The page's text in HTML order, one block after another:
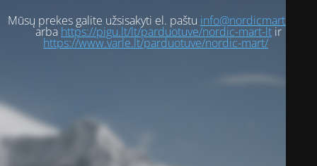
Mūsų prekes galite užsisakyti el. paštu info@nordicmart.com
arba https://pigu.lt/lt/parduotuve/nordic-mart-ltir
https://www.varle.lt/parduotuve/nordic-mart/